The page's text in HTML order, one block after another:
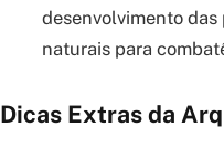
desenvolvimento
naturais para
Dicas Extras da